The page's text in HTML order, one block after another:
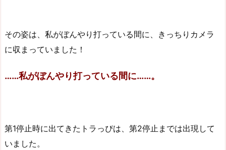
その姿は、私がぼんやり打っている間に、きっちりカメラ
に収まっていました！
……私がぼんやり打っている間に……。
第1停止時に出てきたトラっぴは、第2停止までは出現して
いました。